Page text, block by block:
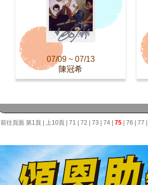
07/09 ~ 07/13
陳冠希
前往頁面 第1頁 上10頁 71 72 73 74 75 76 77